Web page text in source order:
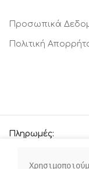
Προσωπικά
Πολιτική
Πληρωμές: